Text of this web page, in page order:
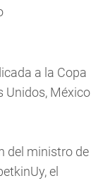
a la Copa
Unidos, México
del ministro de
, el